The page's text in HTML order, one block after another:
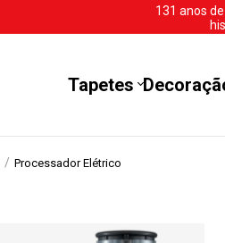
131 anos
Tapetes
/ Processador Elétrico